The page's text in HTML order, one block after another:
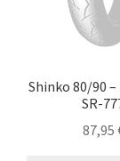
Shinko 80/90 –
SR-
87,95